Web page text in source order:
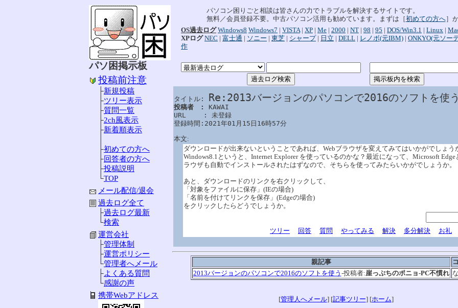
パソ困掲示板
投稿前注意
├新規投稿
├ツリー表示
├質問一覧
├2ch風表示
├新着順表示
├初めての方へ
├回答者の方へ
├投稿説明
└TOP
メール配信/退会
過去ログ全て
├過去ログ最新
└検索
運営会社
├管理体制
├運営ポリシー
└管理者へメール
├よくある質問
└感謝の声
携帯Webアドレス
パソコン困りごと相談は皆さんの力でトラブルを解決するサイトです。
無料／会員登録不要。中古パソコン活用も勧めています。まずは［初めての方へ］
OS過去ログ Windows8 Windows7 | VISTA| XP | Me | 2000 | NT | 98 | 95 | DOS/Win3.1 | Linux |
XPログ NEC | 富士通 | ソニー | 東芝 | シャープ| 日立 | DELL | レノボ(元IBM) | ONKYO(元ソー
作
タイトル: Re:2013バージョンのパソコンで2016のソフトを使う
投稿者　: KAWAI
URL　　 : 未登録
登録時間:2021年01月15日16時57分
本文:
ダウンロードが出来ないということであれば、Webブラウザを変えてみてはいかがでしょう
Windows8.1というと、Internet Explorer を使っているのかな？最近になって、Microsoft Edge
ラウザも自動でインストールされたはずなので、そちらを使ってみたらいかがでしょうか。
あと、ダウンロードのリンクを右クリックして、
「対象をファイルに保存」(IEの場合)
「名前を付けてリンクを保存」(Edgeの場合)
をクリックしたらどうでしょうか。
ツリー 回答 質問 やってみる 解決 多分解決 お礼
親記事
2013バージョンのパソコンで2016のソフトを使う -投稿者:崖っぷちのポニョ-PC不慣れ
[管理人へメール] [記事ツリー] [ホーム]